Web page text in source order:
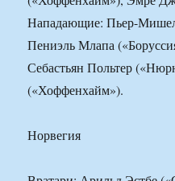
Нападающие: Пьер-
Пениэль Млапа
Себастьян Польтер
(«Хоффенхайм»).
Норвегия